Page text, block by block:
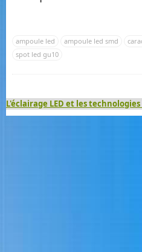
ampoule led ampoule led smd
spot led gu10
L'éclairage LED et les technologies